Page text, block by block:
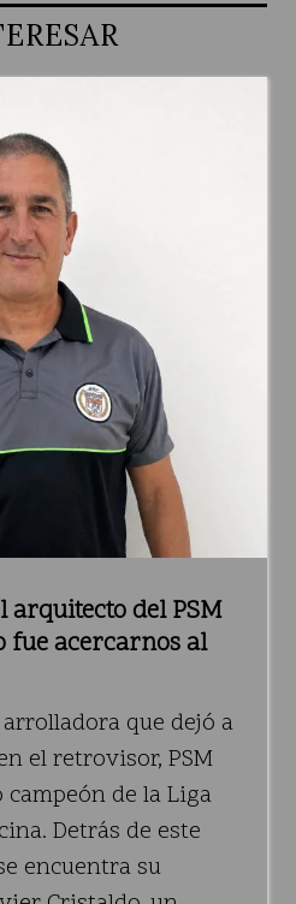
arquitecto del PSM
fue acercarnos al
que dejó a
el retrovisor, PSM
de la Liga
Detrás de este
encuentra su